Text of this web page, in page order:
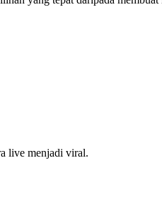
live menjadi viral.